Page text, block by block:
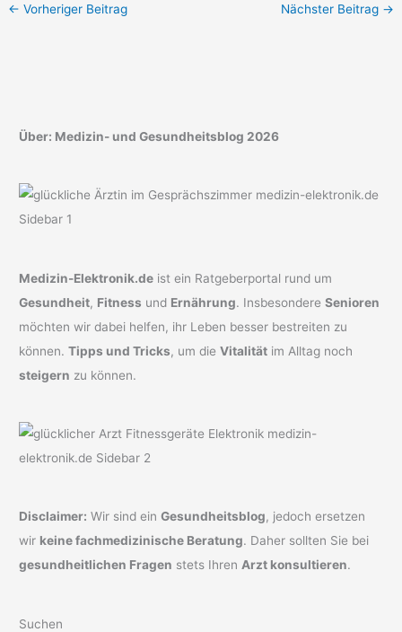
← Vorheriger Beitrag Nächster Beitrag →
Über: Medizin- und Gesundheitsblog 2026
Medizin-Elektronik.de ist ein Ratgeberportal rund um
Gesundheit, Fitness und Ernährung. InsbesondereSenioren
möchten wir dabei helfen, ihr Leben besser bestreiten zu
können.Tipps und Tricks, um dieVitalität im Alltag noch
steigern zu können.
Disclaimer: Wir sind einGesundheitsblog, jedoch ersetzen
wir keine fachmedizinische Beratung. Daher sollten Sie bei
gesundheitlichen Fragen stets IhrenArzt konsultieren.
Suchen